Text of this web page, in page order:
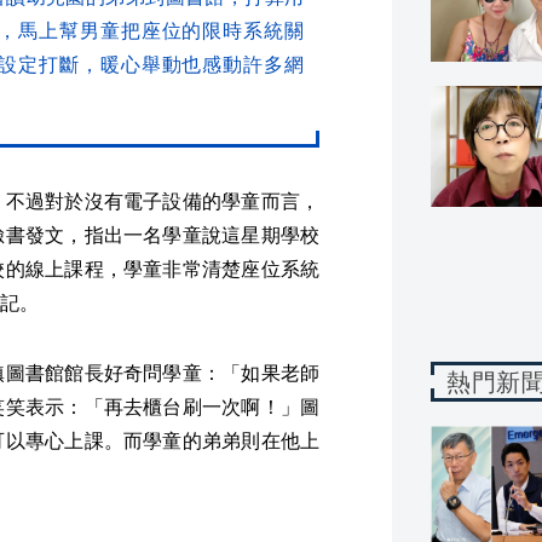
馬上幫男童把座位的限時系統關
定打斷，暖心舉動也感動許多網
過對於沒有電子設備的學童而言，
發文，指出一名學童說這星期學校
線上課程，學童非常清楚座位系統
。
書館館長好奇問學童：「如果老師
表示：「再去櫃台刷一次啊！」圖
專心上課。而學童的弟弟則在他上
熱門新